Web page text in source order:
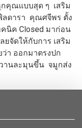
กคุณแบบสุด ๆ เสริม
ลดารา คุณศจีพร ตั้ง
คนิค Closed มาก่อน
จัดให้กับการ เสริม
ว่า ออกมาตรงปก
านละมุนขึ้น จมูกส่ง